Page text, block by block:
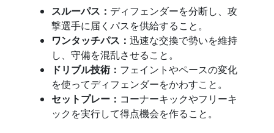
スルーパス： ディフェンダーを分断し、攻
撃選手に届くパスを供給すること。
ワンタッチパス： 迅速な交換で勢いを維持
し、守備を混乱させること。
ドリブル技術： フェイントやペースの変化
を使ってディフェンダーをかわすこと。
セットプレー： コーナーキックやフリーキ
ックを実行して得点機会を作ること。